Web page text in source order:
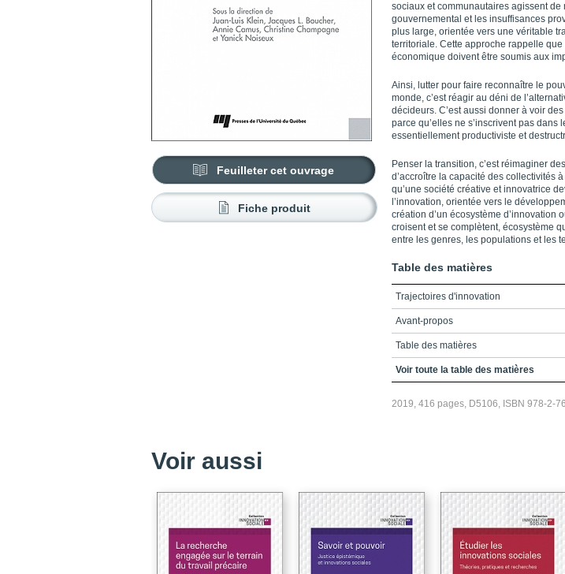
Feuilleter cet ouvrage
Fiche produit
sociaux et communautaires agissent de
gouvernemental et les insuffisances
plus large, orientée vers une véritable
territoriale. Cette approche rappelle
économique doivent être soumis aux
Ainsi, lutter pour faire reconnaître le
monde, c’est réagir au déni de
décideurs. C’est aussi donner à voir
parce qu’elles ne s’inscrivent pas
essentiellement productiviste et
Penser la transition, c’est réimaginer
d’accroître la capacité des collectivités
qu’une société créative et innovatrice
l’innovation, orientée vers le
création d’un écosystème d’innovation
croisent et se complètent, écosystème
entre les genres, les populations et les
Table des matières
Trajectoires d'innovation
Avant-propos
Table des matières
Liste des figures et tableaux
Chapitre 2 – Les trois trajectoires
Entre marchandisation, reconnaissance
Chapitre 3 – Les conditions
transformation sociale
PARTIE 2 – Vers de nouvelles
Voir toute la table des matières
2019, 416 pages, D5106, ISBN 978-2-
Voir aussi